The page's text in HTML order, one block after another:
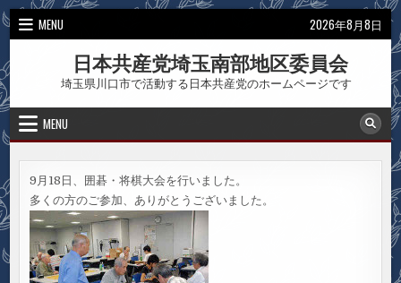
Skip
MENU 2026年8月8日
日本共産党埼玉南部地区委員会
埼玉県川口市で活動する日本共産党のホームページです
MENU
9月18日、囲碁・将棋大会を行いました。
多くの方のご参加、ありがとうございました。